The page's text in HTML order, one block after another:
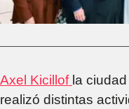
Axel Kicillof la
realizó distintas